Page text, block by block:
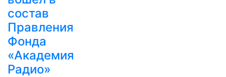
состав
Правления
Фонда
«Академия
Радио»